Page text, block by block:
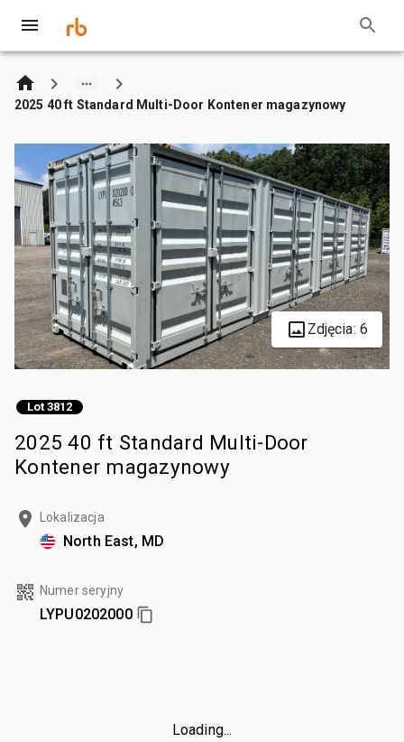
2025 40 ft Standard Multi-Door Kontener magazynowy
Zdjęcia: 6
Lot 3812
2025 40 ft Standard Multi-Door
Kontener magazynowy
Lokalizacja
North East, MD
Numer seryjny
LYPU0202000
Loading...